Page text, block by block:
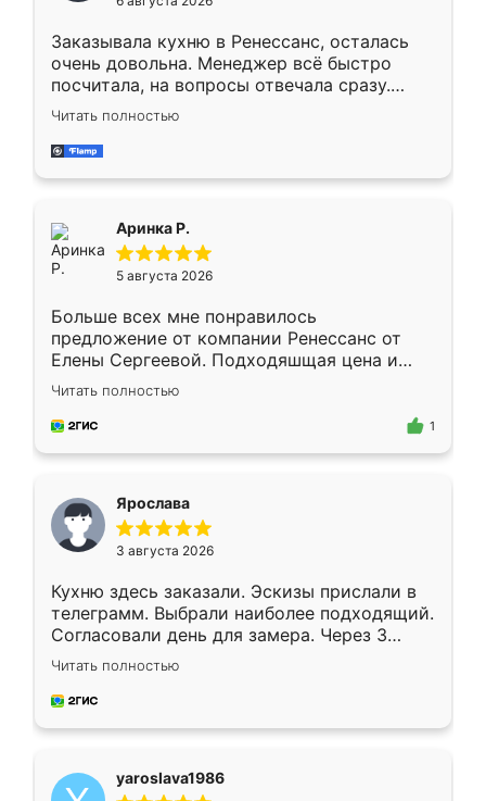
мебели буду заказывать только здесь.
Заказывала кухню в Ренессанс, осталась
очень довольна. Менеджер всё быстро
посчитала, на вопросы отвечала сразу.
Замерщик приехал в субботу, подошёл к
делу со всей ответственностью. Собрали
за день, ребята работали аккуратно, даже
Читать полностью
Аринка Р.
5 августа 2026
Больше всех мне понравилось
предложение от компании Ренессанс от
Елены Сергеевой. Подходяшщая цена и
короткие сроки изготовления. Приехавший
для замера сотрудник Владислав
предложил по моему эскизу самый
Читать полностью
1
Ярослава
3 августа 2026
Кухню здесь заказали. Эскизы прислали в
телеграмм. Выбрали наиболее подходящий.
Согласовали день для замера. Через 3
недели кухня была уже готова. Остались
довольны работой. Спасибо Ренессанс
мебель за качественную работу!
Читать полностью
yaroslava1986